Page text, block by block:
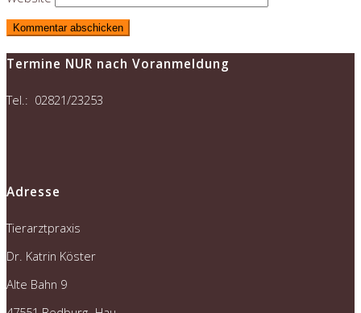
Termine NUR nach Voranmeldung
Tel.: 02821/23253
Adresse
Tierarztpraxis
Dr. Katrin Köster
Alte Bahn 9